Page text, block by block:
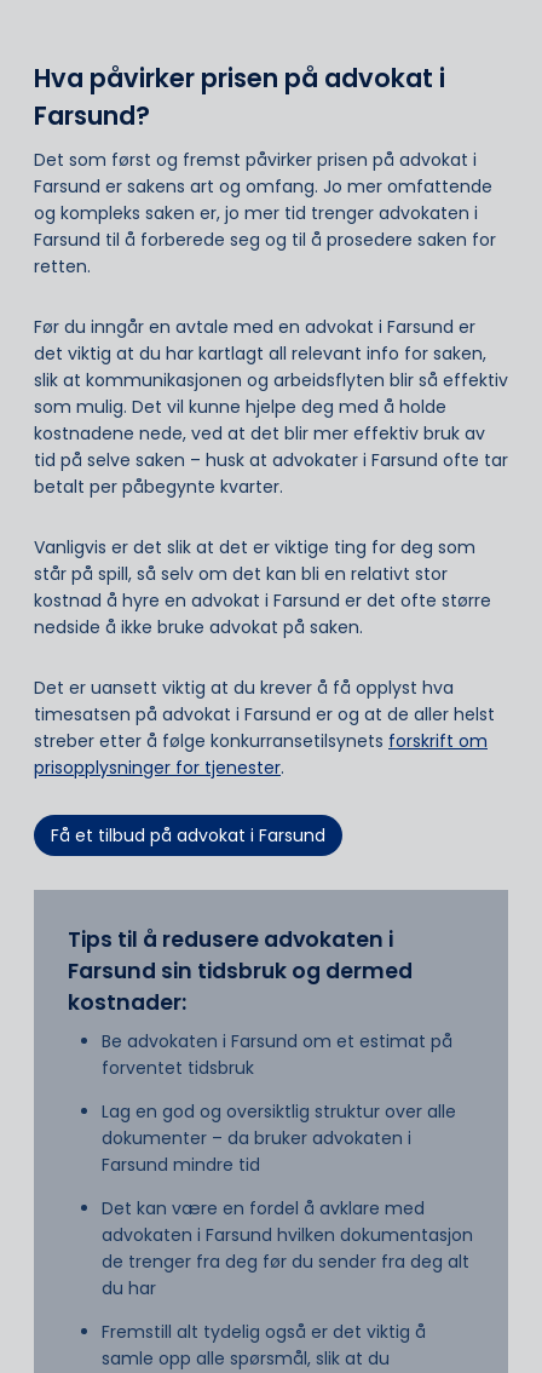
Hva påvirker prisen på advokat i
Farsund?
Det som først og fremst påvirker prisen på advokat i
Farsund er sakens art og omfang. Jo mer omfattende
og kompleks saken er, jo mer tid trenger advokaten i
Farsund til å forberede seg og til å prosedere saken for
retten.
Før du inngår en avtale med en advokat i Farsund er
det viktig at du har kartlagt all relevant info for saken,
slik at kommunikasjonen og arbeidsflyten blir så effektiv
som mulig. Det vil kunne hjelpe deg med å holde
kostnadene nede, ved at det blir mer effektiv bruk av
tid på selve saken – husk at advokater i Farsund ofte tar
betalt per påbegynte kvarter.
Vanligvis er det slik at det er viktige ting for deg som
står på spill, så selv om det kan bli en relativt stor
kostnad å hyre en advokat i Farsund er det ofte større
nedside å ikke bruke advokat på saken.
Det er uansett viktig at du krever å få opplyst hva
timesatsen på advokat i Farsund er og at de aller helst
streber etter å følge konkurransetilsynets forskrift om
prisopplysninger for tjenester.
Få et tilbud på advokat i Farsund
Tips til å redusere advokaten i
Farsund sin tidsbruk og dermed
kostnader:
Be advokaten i Farsund om et estimat på
forventet tidsbruk
Lag en god og oversiktlig struktur over alle
dokumenter – da bruker advokaten i
Farsund mindre tid
Det kan være en fordel å avklare med
advokaten i Farsund hvilken dokumentasjon
de trenger fra deg før du sender fra deg alt
du har
Fremstill alt tydelig også er det viktig å
samle opp alle spørsmål, slik at du